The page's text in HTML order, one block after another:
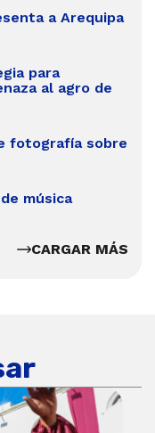
a Arequipa
para
al agro de
fotografía sobre
música
CARGAR MÁS